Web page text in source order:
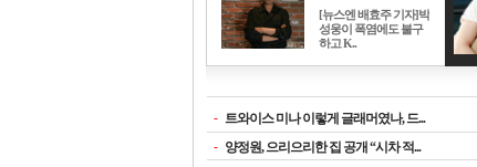
[뉴스엔 배효주 기자]박
성웅이 폭염에도 불구
하고 K..
- 트와이스 미나 이렇게 글래머였나, 드...
- 양정원, 으리으리한 집 공개 “시차 적...